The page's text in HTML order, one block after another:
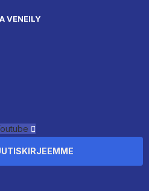
VENEILY